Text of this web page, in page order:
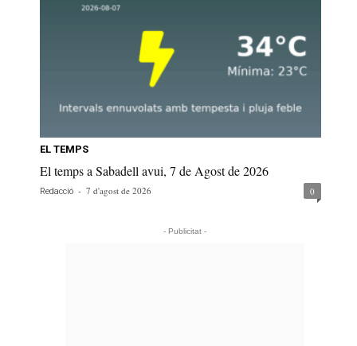
EL TEMPS
El temps a Sabadell avui, 7 de Agost de 2026
Redacció - 7 d'agost de 2026 0
- Publicitat -